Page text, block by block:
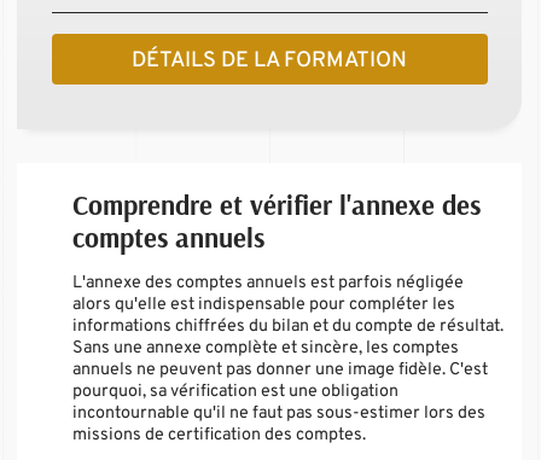
DÉTAILS DE LA FORMATION
Comprendre et vérifier l'annexe des
comptes annuels
L'annexe des comptes annuels est parfois négligée
alors qu'elle est indispensable pour compléter les
informations chiffrées du bilan et du compte de résultat.
Sans une annexe complète et sincère, les comptes
annuels ne peuvent pas donner une image fidèle. C'est
pourquoi, sa vérification est une obligation
incontournable qu'il ne faut pas sous-estimer lors des
missions de certification des comptes.